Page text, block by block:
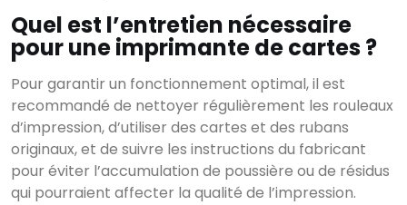
Quel est l’entretien nécessaire
pour une imprimante de cartes ?
Pour garantir un fonctionnement optimal, il est
recommandé de nettoyer régulièrement les rouleaux
d’impression, d’utiliser des cartes et des rubans
originaux, et de suivre les instructions du fabricant
pour éviter l’accumulation de poussière ou de résidus
qui pourraient affecter la qualité de l’impression.